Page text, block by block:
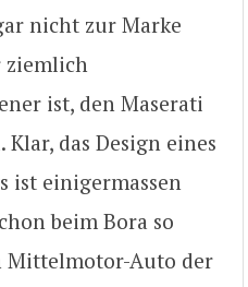
nicht zur Marke
ziemlich
ist, den Maserati
das Design eines
ist einigermassen
beim Bora so
Mittelmotor-Auto der